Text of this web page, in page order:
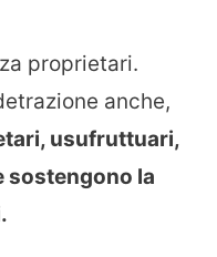
proprietari.
anche,
usufruttuari,
sostengono la